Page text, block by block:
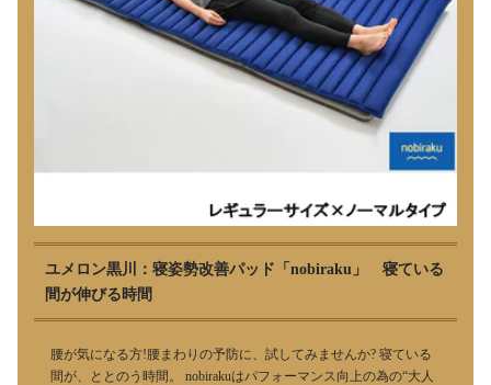
ユメロン黒川：寝姿勢改善パッド「nobiraku」 寝ている
間が伸びる時間
腰が気になる方!腰まわりの予防に、試してみませんか? 寝ている
間が、ととのう時間。 nobirakuはパフォーマンス向上の為の“大人